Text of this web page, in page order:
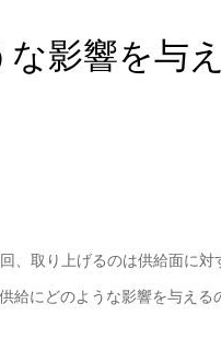
影響を与
取り上げるのは供給面に対
にどのような影響を与える